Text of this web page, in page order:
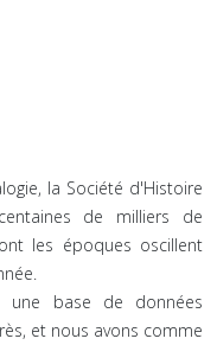
la Société d'Histoire
de milliers de
les époques oscillent
une base de données
et nous avons comme